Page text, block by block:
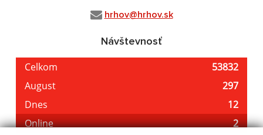
hrhov@hrhov.sk
Návštevnosť